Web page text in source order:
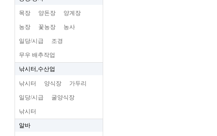
목장 양돈장 양계장
농장 꽃농장 농사
일당/시급 조경
무우 배추작업
낚시터,수산업
낚시터 양식장 가두리
일당/시급 굴양식장
낚시터
알바